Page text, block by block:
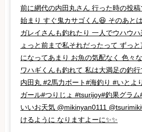
前に網代の内田丸さん 行った時の投
始まり すぐ鬼カサゴくん😆 そのあと
ガレイさんも釣れたり 一人でウハウ
ょっと前まで私それだったって ずっ
になってあまり お魚の気配なく 色々
ワハギくんも釣れて 私は大満足の釣
内田丸 #2馬力ボート#海釣り #いとよ
ガール#つりじょ #tsurijoy#釣果グラ
いいお天気 @mikinyan0111
けるように なりますよーに✨✨